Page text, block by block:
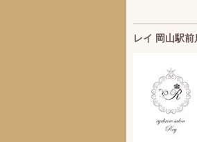
レイ 岡山駅